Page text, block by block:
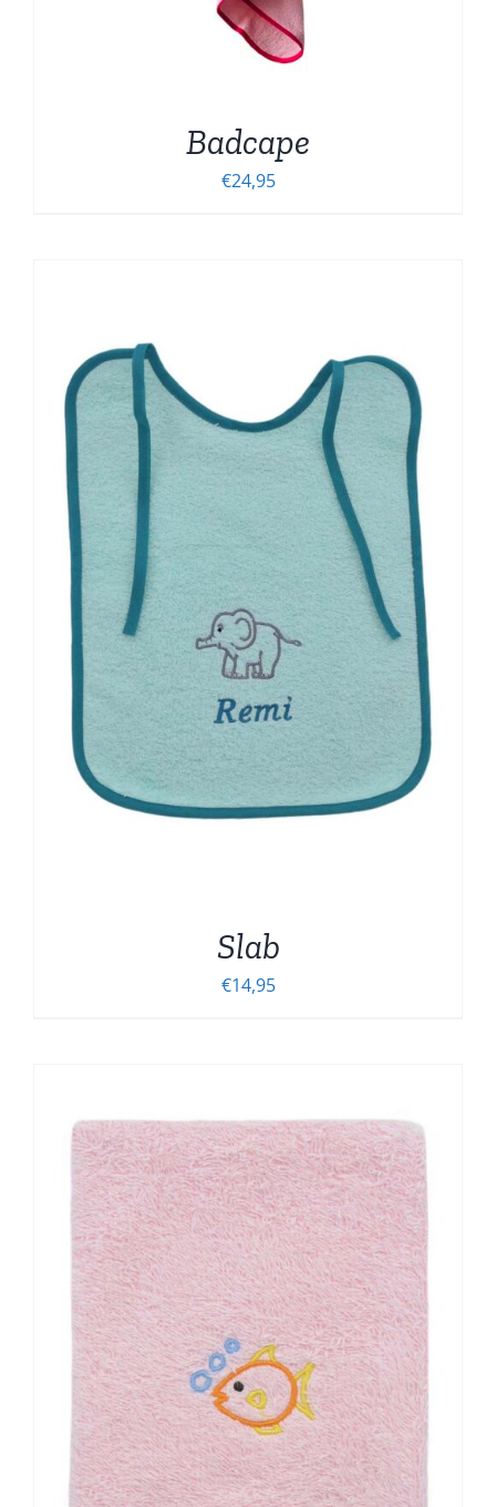
Badcape
€24,95
Slab
€14,95